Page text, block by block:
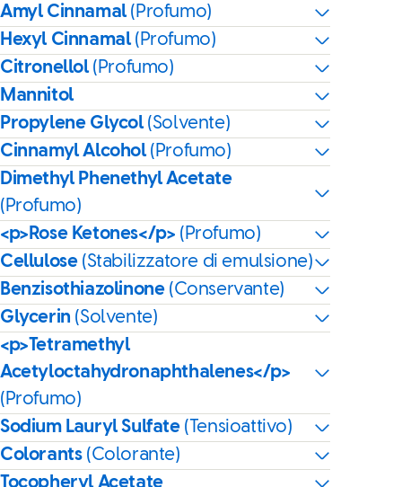
Amyl Cinnamal(Profumo)
Hexyl Cinnamal(Profumo)
Citronellol(Profumo)
Mannitol
Propylene Glycol(Solvente)
Cinnamyl Alcohol(Profumo)
Dimethyl Phenethyl Acetate
(Profumo)
<p>Rose Ketones</p> (Profumo)
Cellulose (Stabilizzatore di emulsione)
Benzisothiazolinone (Conservante)
Glycerin (Solvente)
<p>Tetramethyl
Acetyloctahydronaphthalenes</p>
(Profumo)
Sodium Lauryl Sulfate (Tensioattivo)
Colorants (Colorante)
Tocopheryl Acetate